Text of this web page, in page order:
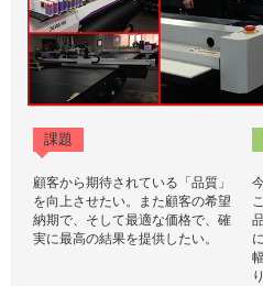
課題
顧客から期待されている「品質」
を向上させたい。また顧客の希望
納期で、そして最適な価格で、確
実に最高の結果を提供したい。